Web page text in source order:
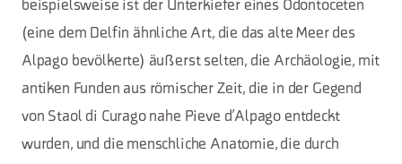
beispielsweise ist der Unterkiefer eines Odontoceten
(eine dem Delfin ähnliche Art, die das alte Meer des
Alpago bevölkerte) äußerst selten, die Archäologie, mit
antiken Funden aus römischer Zeit, die in der Gegend
von Staol di Curago nahe Pieve d’Alpago entdeckt
wurden, und die menschliche Anatomie, die durch